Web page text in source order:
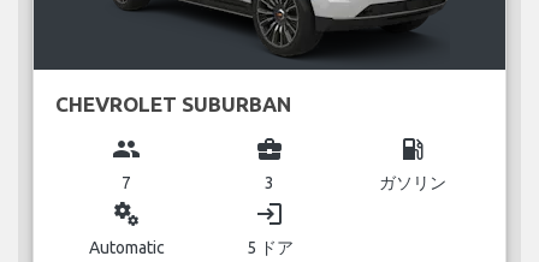
CHEVROLET SUBURBAN
group
7
business_center
3
local_gas_station
ガソリン
miscellaneous_services
Automatic
login
5 ドア